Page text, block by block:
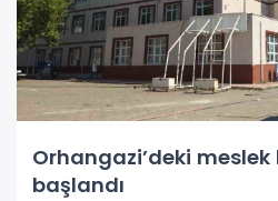
Orhangazi’deki meslek
başlandı